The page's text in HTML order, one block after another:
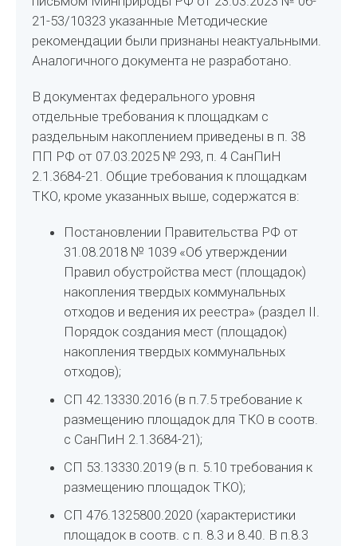
21-53/10323 указанные Методические
рекомендации были признаны неактуальными.
Аналогичного документа не разработано.
В документах федерального уровня
отдельные требования к площадкам с
раздельным накоплением приведены в п. 38
ПП РФ от 07.03.2025 № 293, п. 4 СанПиН
2.1.3684-21. Общие требования к площадкам
ТКО, кроме указанных выше, содержатся в:
Постановлении Правительства РФ от
31.08.2018 № 1039 «Об утверждении
Правил обустройства мест (площадок)
накопления твердых коммунальных
отходов и ведения их реестра» (раздел II.
Порядок создания мест (площадок)
накопления твердых коммунальных
отходов);
СП 42.13330.2016 (в п.7.5 требование к
размещению площадок для ТКО в соотв.
с СанПиН 2.1.3684-21);
СП 53.13330.2019 (в п. 5.10 требования к
размещению площадок ТКО);
СП 476.1325800.2020 (характеристики
площадок в соотв. с п. 8.3 и 8.40. В п.8.3